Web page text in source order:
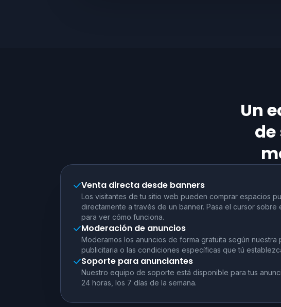
Un
de
Venta directa desde banners
Los visitantes de tu sitio web pueden comprar espacios
directamente a través de un banner. Pasa el cursor sobre
para ver cómo funciona.
Moderación de anuncios
Moderamos los anuncios de forma gratuita según nuestra
publicitaria o las condiciones específicas que tú
Soporte para anunciantes
Nuestro equipo de soporte está disponible para tus
24 horas, los 7 días de la semana.